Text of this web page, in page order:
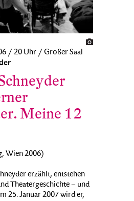
/ 20 Uhr / Großer Saal
Meine 12
Wien 2006)
erzählt, entstehen
Theatergeschichte – und
25. Januar 2007 wird er,